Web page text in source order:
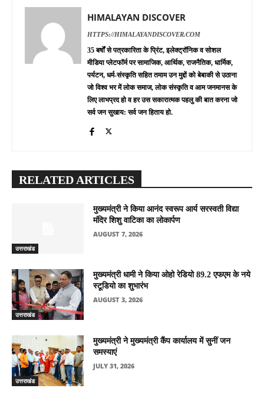
HIMALAYAN DISCOVER
HTTPS://HIMALAYANDISCOVER.COM
35 बर्षों से पत्रकारिता के प्रिंट, इलेक्ट्रॉनिक व सोशल
मीडिया प्लेटफॉर्म पर सामाजिक, आर्थिक, राजनैतिक, धार्मिक,
पर्यटन, धर्म-संस्कृति सहित तमाम उन मुद्दों को बेबाकी से उठाना
जो विश्व भर में लोक समाज, लोक संस्कृति व आम जनमानस के
लिए लाभप्रद हो व हर उस सकारात्मक पहलु की बात करना जो
सर्व जन सुखाय: सर्व जन हिताय हो.
RELATED ARTICLES
उत्तराखंड
मुख्यमंत्री ने किया आनंद स्वरूप आर्य सरस्वती विद्या
मंदिर शिशु वाटिका का लोकार्पण
AUGUST 7, 2026
उत्तराखंड
मुख्यमंत्री धामी ने किया ओहो रेडियो 89.2 एफएम के नये
स्टूडियो का शुभारंभ
AUGUST 3, 2026
उत्तराखंड
मुख्यमंत्री ने मुख्यमंत्री कैंप कार्यालय में सुनीं जन
समस्याएं
JULY 31, 2026